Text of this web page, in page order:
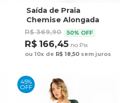
Saída de Praia
Chemise Alongada
Estampada Quadros
Elementos Azul
Verde
R$ 369,90 50% OFF
R$ 166,45 no Pix
ou 10x de R$ 18,50sem juros
45%
OFF